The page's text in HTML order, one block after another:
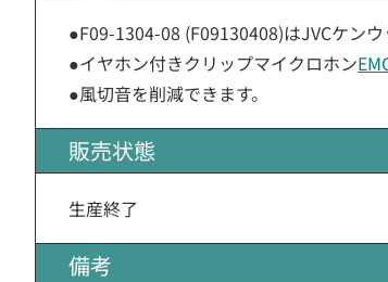
●F09-1304-08 (F09130408)はJVCケンウ
●イヤホン付きクリップマイクロホン
●風切音を削減できます。
販売状態
生産終了
備考